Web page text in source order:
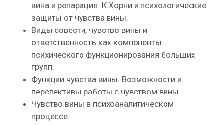
вина и репарация. К.Хорни и психологические
защиты от чувства вины.
Виды совести, чувство вины и
ответственность как компоненты
психического функционирования больших
групп.
Функции чувства вины. Возможности и
перспективы работы с чувством вины.
Чувство вины в психоаналитическом
процессе.